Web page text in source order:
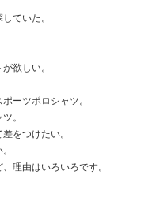
ていた。
欲しい。
ーツポロシャツ。
。
をつけたい。
いろです。